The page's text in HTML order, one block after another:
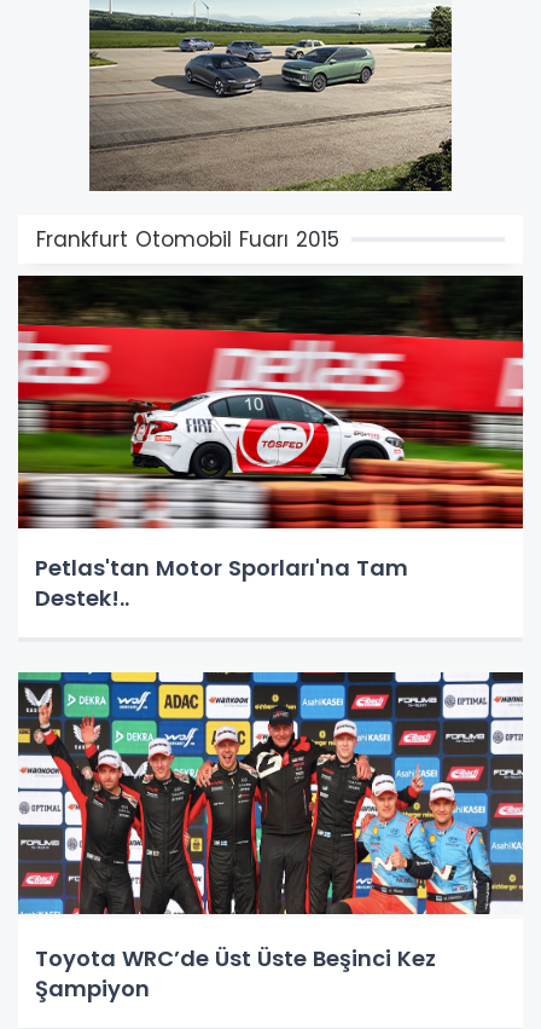
Frankfurt Otomobil Fuarı 2015
Petlas'tan Motor Sporları'na Tam
Destek!..
Toyota WRC’de Üst Üste Beşinci Kez
Şampiyon